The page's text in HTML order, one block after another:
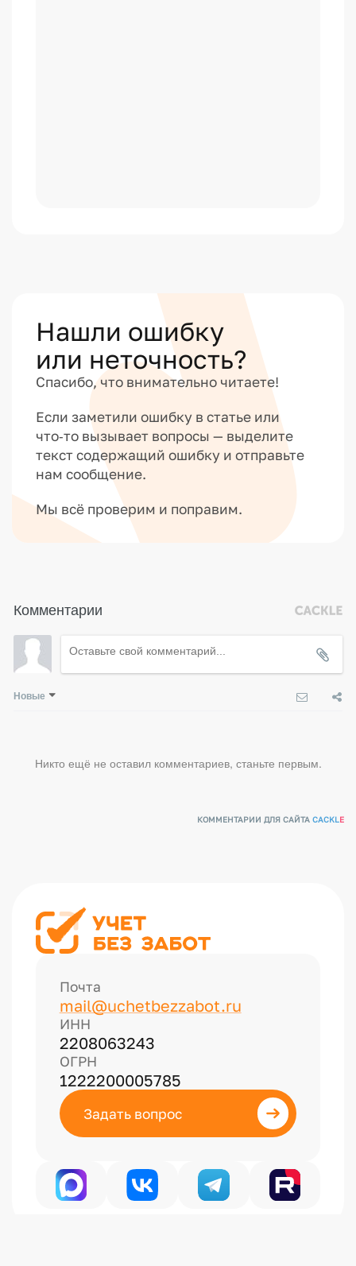
Нашли ошибку
или неточность?
Спасибо, что внимательно читаете!
Если заметили ошибку в статье или
что‑то вызывает вопросы — выделите
текст содержащий ошибку и отправьте
нам сообщение.
Мы всё проверим и поправим.
Комментарии
Новые
Никто ещё не оставил комментариев, станьте первым.
КОММЕНТАРИИ ДЛЯ САЙТАCACKLE
Почта
mail@uchetbezzabot.ru
ИНН
2208063243
ОГРН
1222200005785
Задать вопрос